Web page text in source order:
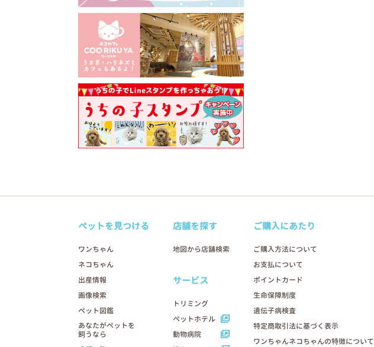
ペットを見つける
ワンちゃん
ネコちゃん
出産情報
画像検索
ペット図鑑
あなたがペットを
飼うなら
店舗を探す
地図から店舗検索
サービス
トリミング
ペットホテル
動物病院
ご購入にあたり
ご購入方法について
お支払について
ポイントカード
生命保障制度
遺伝子病検査
特定商取引法に基づく表示
ワンちゃんネコちゃんの特徴について